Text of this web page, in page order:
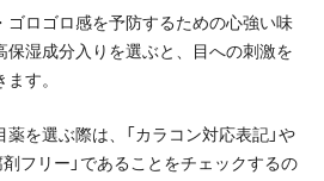
ゴロゴロ感を予防するための心強い味
保湿成分入りを選ぶと、目への刺激を
す。
を選ぶ際は、「カラコン対応表記」や
剤フリー」であることをチェックするの